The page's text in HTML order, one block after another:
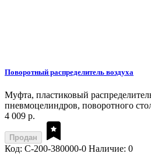
Поворотный распределитель воздуха
Муфта, пластиковый
пневмоцелиндров, поворотного
4 009 р.
Продан
Код: C-200-380000-0 Наличие: 0